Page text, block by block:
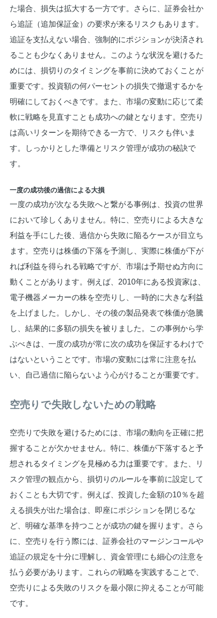
た場合、損失は拡大する一方です。さらに、証券会社か
ら追証（追加保証金）の要求が来るリスクもあります。
追証を支払えない場合、強制的にポジションが決済され
ることも少なくありません。このような状況を避けるた
めには、損切りのタイミングを事前に決めておくことが
重要です。投資額の何パーセントの損失で撤退するかを
明確にしておくべきです。また、市場の変動に応じて柔
軟に戦略を見直すことも成功への鍵となります。空売り
は高いリターンを期待できる一方で、リスクも伴いま
す。しっかりとした準備とリスク管理が成功の秘訣で
す。
一度の成功後の過信による大損
一度の成功が次なる失敗へと繋がる事例は、投資の世界
において珍しくありません。特に、空売りによる大きな
利益を手にした後、過信から失敗に陥るケースが目立ち
ます。空売りは株価の下落を予測し、実際に株価が下が
れば利益を得られる戦略ですが、市場は予期せぬ方向に
動くことがあります。例えば、2010年にある投資家は、
電子機器メーカーの株を空売りし、一時的に大きな利益
を上げました。しかし、その後の製品発表で株価が急騰
し、結果的に多額の損失を被りました。この事例から学
ぶべきは、一度の成功が常に次の成功を保証するわけで
はないということです。市場の変動には常に注意を払
い、自己過信に陥らないよう心がけることが重要です。
空売りで失敗しないための戦略
空売りで失敗を避けるためには、市場の動向を正確に把
握することが欠かせません。特に、株価が下落すると予
想されるタイミングを見極める力は重要です。また、リ
スク管理の観点から、損切りのルールを事前に設定して
おくことも大切です。例えば、投資した金額の10％を超
える損失が出た場合は、即座にポジションを閉じるな
ど、明確な基準を持つことが成功の鍵を握ります。さら
に、空売りを行う際には、証券会社のマージンコールや
追証の規定を十分に理解し、資金管理にも細心の注意を
払う必要があります。これらの戦略を実践することで、
空売りによる失敗のリスクを最小限に抑えることが可能
です。